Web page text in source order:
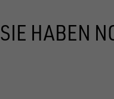
SIE HABEN